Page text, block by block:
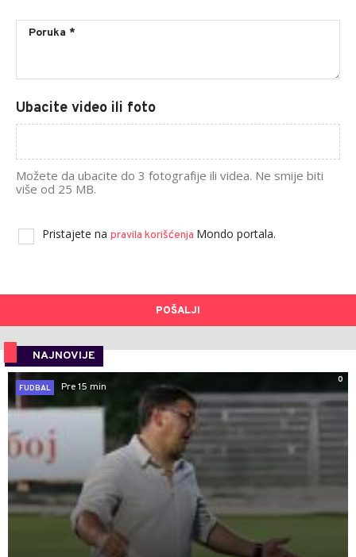
Ubacite video ili foto
Možete da ubacite do 3 fotografije ili videa. Ne smije biti
više od 25 MB.
Pristajete na pravila korišćenja Mondo portala.
POŠALJI
NAJNOVIJE
0
FUDBAL
Pre 15 min